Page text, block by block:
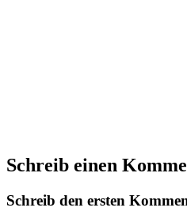
Schreib einen
Schreib den ersten